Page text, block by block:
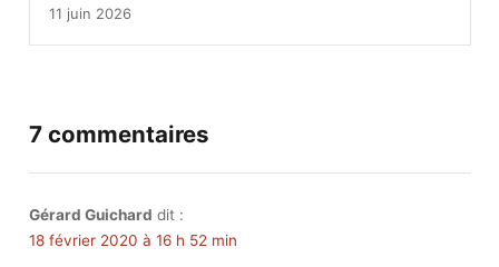
11 juin 2026
7 commentaires
Gérard Guichard dit :
18 février 2020 à 16 h 52 min